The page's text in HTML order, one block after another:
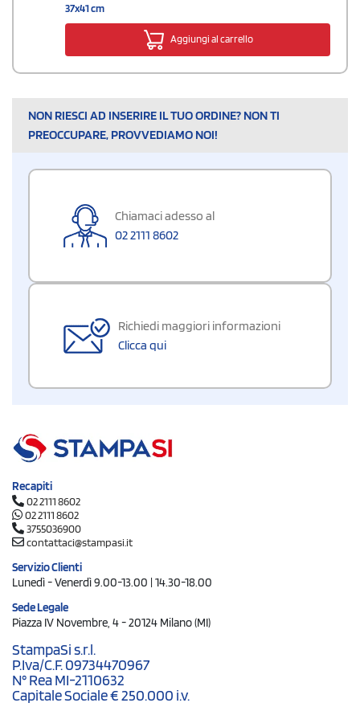
37x41 cm
Aggiungi al carrello
NON RIESCI AD INSERIRE IL TUO ORDINE? NON TI
PREOCCUPARE, PROVVEDIAMO NOI!
Chiamaci adesso al
02 2111 8602
Richiedi maggiori informazioni
Clicca qui
Recapiti
02 2111 8602
02 2111 8602
3755036900
contattaci@stampasi.it
Servizio Clienti
Lunedì - Venerdì 9.00-13.00 | 14.30-18.00
Sede Legale
Piazza IV Novembre, 4 - 20124 Milano (MI)
StampaSi s.r.l.
P.Iva/C.F. 09734470967
N° Rea MI-2110632
Capitale Sociale € 250.000 i.v.